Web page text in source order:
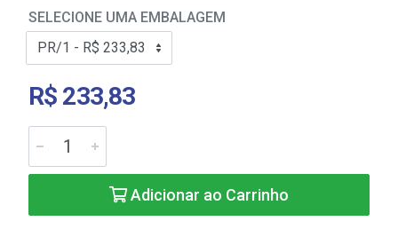
SELECIONE UMA EMBALAGEM
R$ 233,83
Adicionar ao Carrinho